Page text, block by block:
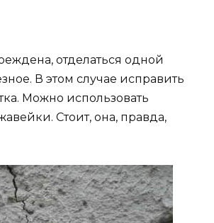
отделаться одной
В этом случае исправить
Можно использовать
Стоит, она, правда,